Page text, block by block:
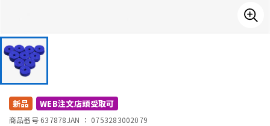
新品 WEB注文店頭受取可
商品番号 637878JAN ： 0753283002079